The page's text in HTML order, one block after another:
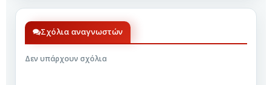
Σχόλια αναγνωστών
Δεν υπάρχουν σχόλια